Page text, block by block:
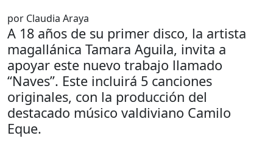
por Claudia Araya
A 18 años de su primer disco, la artista
magallánica Tamara Aguila, invita a
apoyar este nuevo trabajo llamado
“Naves”. Este incluirá 5 canciones
originales, con la producción del
destacado músico valdiviano Camilo
Eque.